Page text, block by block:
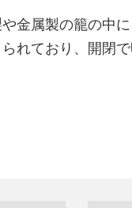
金属製の籠の中
れており、開閉で